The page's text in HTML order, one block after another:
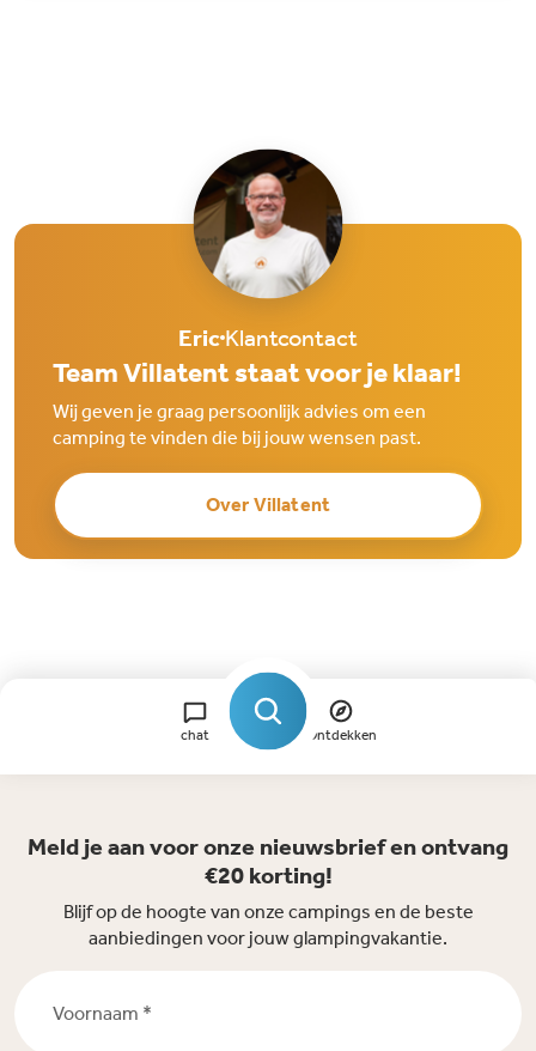
Eric Klantcontact
Team Villatent staat voor je klaar!
Wij geven je graag persoonlijk advies om een
camping te vinden die bij jouw wensen past.
Over Villatent
chat Ontdekken
Meld je aan voor onze nieuwsbrief en ontvang
€20 korting!
Blijf op de hoogte van onze campings en de beste
aanbiedingen voor jouw glampingvakantie.